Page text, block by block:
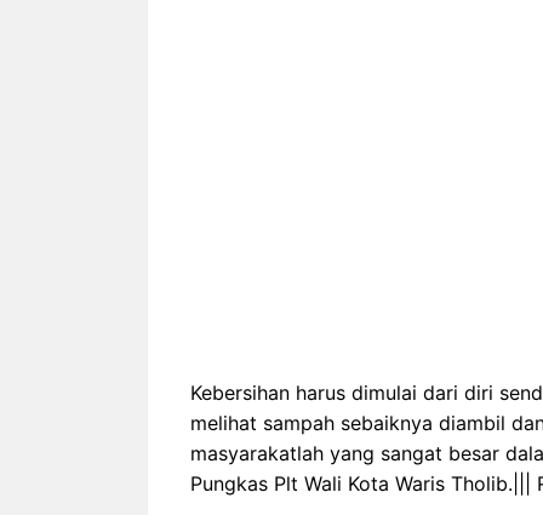
Kebersihan harus dimulai dari diri
melihat sampah sebaiknya diambil
masyarakatlah yang sangat besar
Pungkas Plt Wali Kota Waris Tholib.|||